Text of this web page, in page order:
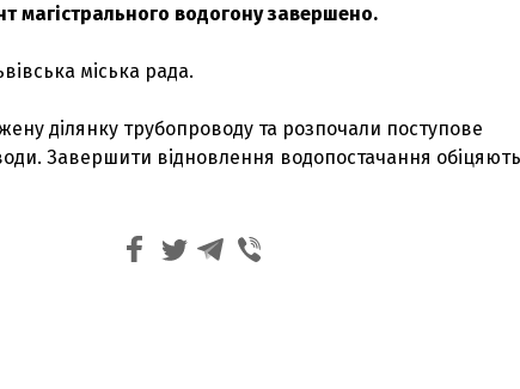
магістрального водогону завершено.
міська рада.
ділянку трубопроводу та розпочали поступове
Завершити відновлення водопостачання